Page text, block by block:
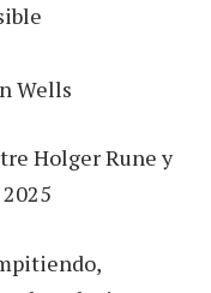
Holger Rune y